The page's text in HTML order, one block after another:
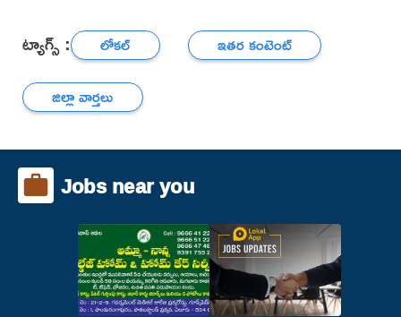
ట్యాగ్స్ : లోకల్
ఇతర కంటెంట్
జిల్లా వార్తలు
Jobs near you